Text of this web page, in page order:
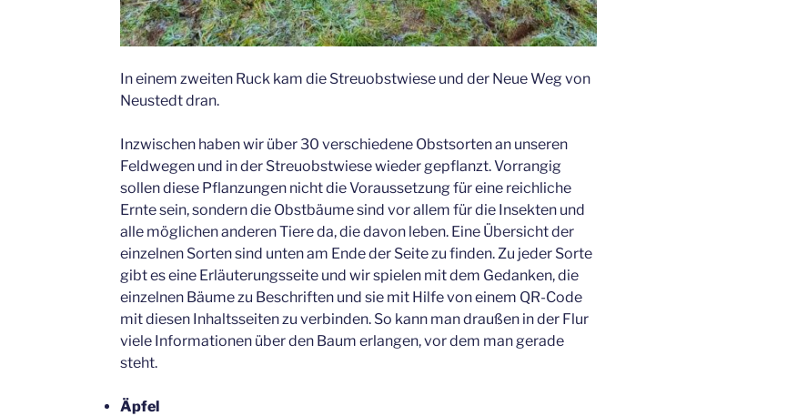
In einem zweiten Ruck kam die Streuobstwiese und der Neue Weg von
Neustedt dran.
Inzwischen haben wir über 30 verschiedene Obstsorten an unseren
Feldwegen und in der Streuobstwiese wieder gepflanzt. Vorrangig
sollen diese Pflanzungen nicht die Voraussetzung für eine reichliche
Ernte sein, sondern die Obstbäume sind vor allem für die Insekten und
alle möglichen anderen Tiere da, die davon leben. Eine Übersicht der
einzelnen Sorten sind unten am Ende der Seite zu finden. Zu jeder Sorte
gibt es eine Erläuterungsseite und wir spielen mit dem Gedanken, die
einzelnen Bäume zu Beschriften und sie mit Hilfe von einem QR-Code
mit diesen Inhaltsseiten zu verbinden. So kann man draußen in der Flur
viele Informationen über den Baum erlangen, vor dem man gerade
steht.
Äpfel